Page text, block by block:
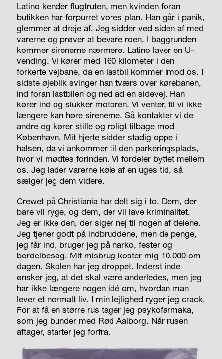
Latino kender flugtruten, men kvinden foran
butikken har forpurret vores plan. Han går i panik,
glemmer at dreje af. Jeg sidder ved siden af med
varerne og prøver at bevare roen. I baggrunden
kommer sirenerne nærmere. Latino laver en U-
vending. Vi kører med 160 kilometer i den
forkerte vejbane, da en lastbil kommer imod os. I
sidste øjeblik svinger han tværs over kørebanen,
ind foran lastbilen og ned ad en sidevej. Han
kører ind og slukker motoren. Vi venter, til vi ikke
længere kan høre sirenerne. Så kontakter vi de
andre og kører stille og roligt tilbage mod
København. Mit hjerte sidder stadig oppe i
halsen, da vi ankommer til den parkeringsplads,
hvor vi mødtes forinden. Vi fordeler byttet mellem
os. Jeg lader varerne køle af en uges tid, så
sælger jeg dem videre.
Crewet på Christiania har delt sig i to. Dem, der
bare vil ryge, og dem, der vil lave kriminalitet.
Jeg er ikke den, der siger nej til nogen af delene.
Jeg tjener godt på indbruddene, men de penge,
jeg får ind, bruger jeg på narko, fester og
bordelbesøg. Mit misbrug koster mig 10.000 om
dagen. Skolen har jeg droppet. Inderst inde
ønsker jeg, at det skal være anderledes, men jeg
har ikke længere nogen idé om, hvordan man
lever et normalt liv. I min lejlighed ryger jeg crack.
For at få en større rus tager jeg psykofarmaka,
som jeg bunder med Rød Aalborg. Når rusen
aftager, starter jeg forfra.